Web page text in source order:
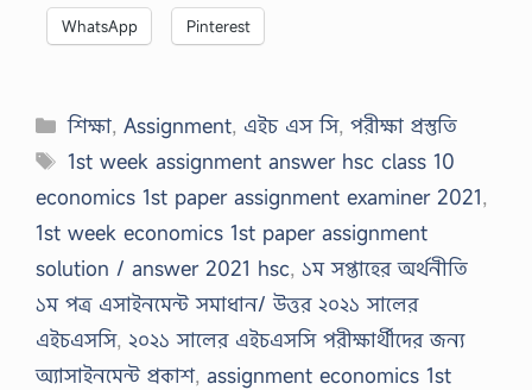
WhatsApp Pinterest
Categories
শিক্ষা,Assignment, এইচ এস সি,পরীক্ষা প্রস্তুতি
Tags
1st week assignment answer hsc class 10
economics 1st paper assignment examiner 2021,
1st week economics 1st paper assignment
solution / answer 2021 hsc, ১ম সপ্তাহের অর্থনীতি
১ম পত্র এসাইনমেন্ট সমাধান/ উত্তর ২০২১ সালের
এইচএসসি, ২০২১ সালের এইচএসসি পরীক্ষার্থীদের জন্য
অ্যাসাইনমেন্ট প্রকাশ, assignment economics 1st